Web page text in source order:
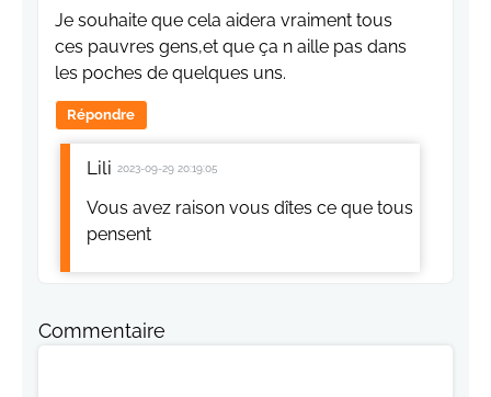
Je souhaite que cela aidera vraiment tous
ces pauvres gens,et que ça n aille pas dans
les poches de quelques uns.
Répondre
Lili 2023-09-29 20:19:05
Vous avez raison vous dîtes ce que tous
pensent
Commentaire